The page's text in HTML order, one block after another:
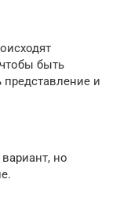
быть
и
но